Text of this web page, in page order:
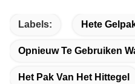
Labels: Hete
Opnieuw Te Gebruiken
Het Pak Van Het Hittegel